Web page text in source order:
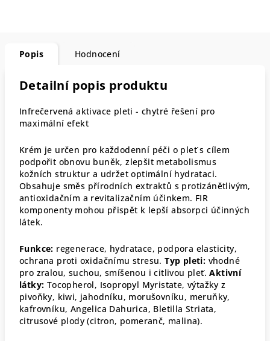
Popis Hodnocení
Detailní popis produktu
Infrečervená aktivace pleti - chytré řešení pro
maximální efekt
Krém je určen pro každodenní péči o pleť s cílem
podpořit obnovu buněk, zlepšit metabolismus
kožních struktur a udržet optimální hydrataci.
Obsahuje směs přírodních extraktů s protizánětlivým,
antioxidačním a revitalizačním účinkem. FIR
komponenty mohou přispět k lepší absorpci účinných
látek.
Funkce: regenerace, hydratace, podpora elasticity,
ochrana proti oxidačnímu stresu.Typ pleti: vhodné
pro zralou, suchou, smíšenou i citlivou pleť.Aktivní
látky: Tocopherol, Isopropyl Myristate, výtažky z
pivoňky, kiwi, jahodníku, morušovníku, meruňky,
kafrovníku, Angelica Dahurica, Bletilla Striata,
citrusové plody (citron, pomeranč, malina).